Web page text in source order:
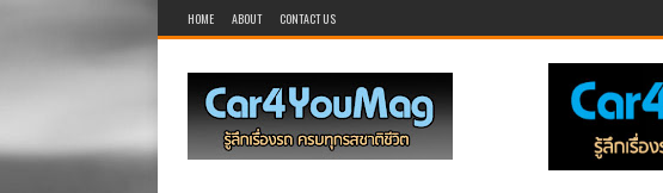
HOME ABOUT CONTACT US